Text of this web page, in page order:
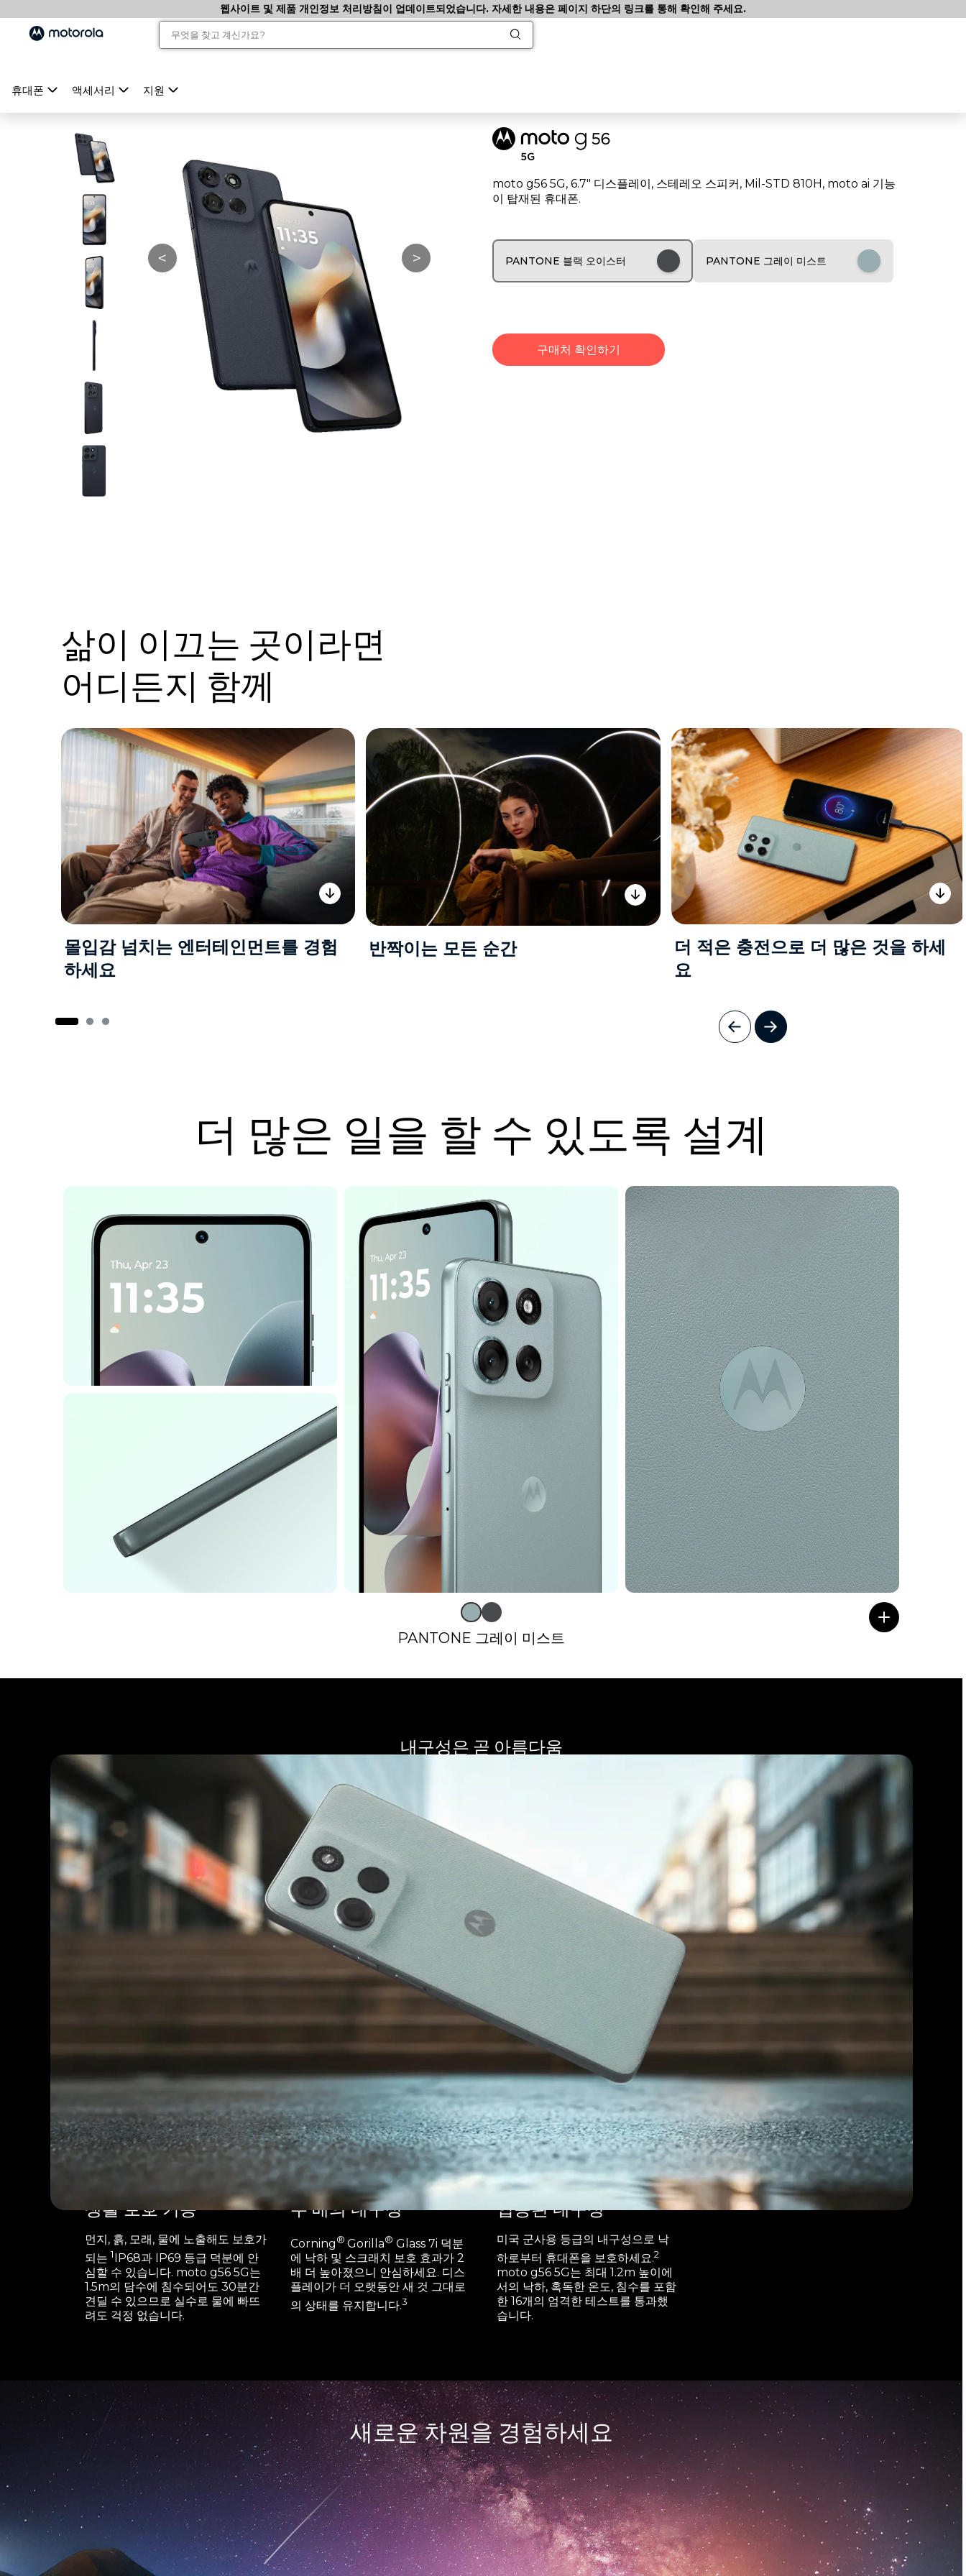
웹사이트 및 제품 개인정보 처리방침이 업데이트되었습니다. 자세한 내용은 페이지 하단의 링크를 통해 확인해 주세요.
휴대폰 액세서리 지원
< >
moto g56 5G, 6.7" 디스플레이, 스테레오 스피커, Mil-STD 810H, moto ai 기능
이 탑재된 휴대폰.
PANTONE 블랙 오이스터 PANTONE 그레이 미스트
구매처 확인하기
삶이 이끄는 곳이라면
어디든지 함께
몰입감 넘치는 엔터테인먼트를 경험
하세요
반짝이는 모든 순간
더 적은 충전으로 더 많은 것을 하세
요
더 많은 일을 할 수 있도록 설계
PANTONE 그레이 미스트
내구성은 곧 아름다움
미국 군사용 표준을 준수하며 방수 기능과 초강력 화면을 갖춘 편안한 디자인을 손에 넣어보세요
생활 보호 기능
먼지, 흙, 모래, 물에 노출해도 보호가
되는 1
IP68과 IP69 등급 덕분에 안
심할 수 있습니다. moto g56 5G는
1.5m의 담수에 침수되어도 30분간
견딜 수 있으므로 실수로 물에 빠뜨
려도 걱정 없습니다.
두 배의 내구성
Corning® Gorilla® Glass 7i 덕분
에 낙하 및 스크래치 보호 효과가 2
배 더 높아졌으니 안심하세요. 디스
플레이가 더 오랫동안 새 것 그대로
의 상태를 유지합니다.3
입증된 내구성
미국 군사용 등급의 내구성으로 낙
하로부터 휴대폰을 보호하세요.2
moto g56 5G는 최대 1.2m 높이에
서의 낙하, 혹독한 온도, 침수를 포함
한 16개의 엄격한 테스트를 통과했
습니다.
새로운 차원을 경험하세요